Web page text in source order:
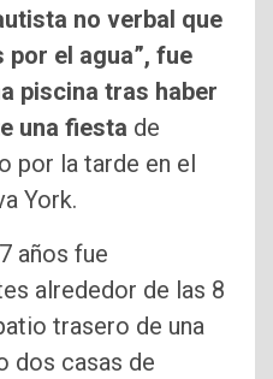
no verbal que
por el agua”, fue
piscina tras haber
una fiesta de
por la tarde en el
York.
años fue
alrededor de las 8
trasero de una
dos casas de